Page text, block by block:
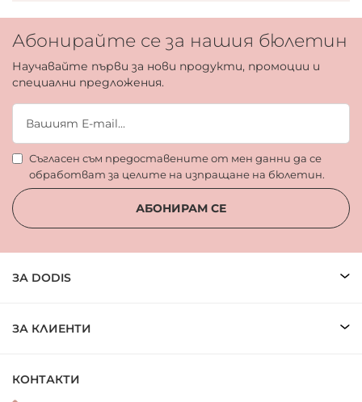
Абонирайте се за нашия бюлетин
Научавайте първи за нови продукти, промоции и
специални предложения.
Съгласен съм предоставените от мен данни да се
обработват за целите на изпращане на бюлетин.
АБОНИРАМ СЕ
ЗА DODIS
ЗА КЛИЕНТИ
КОНТАКТИ